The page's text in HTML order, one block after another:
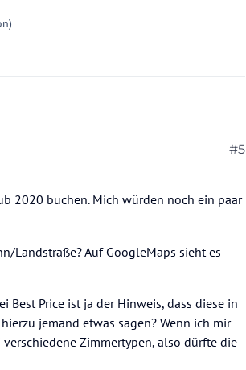
#5
2020 buchen. Mich würden noch ein paar
Landstraße? Auf GoogleMaps sieht es
Best Price ist ja der Hinweis, dass diese in
jemand etwas sagen? Wenn ich mir
Zimmertypen, also dürfte die